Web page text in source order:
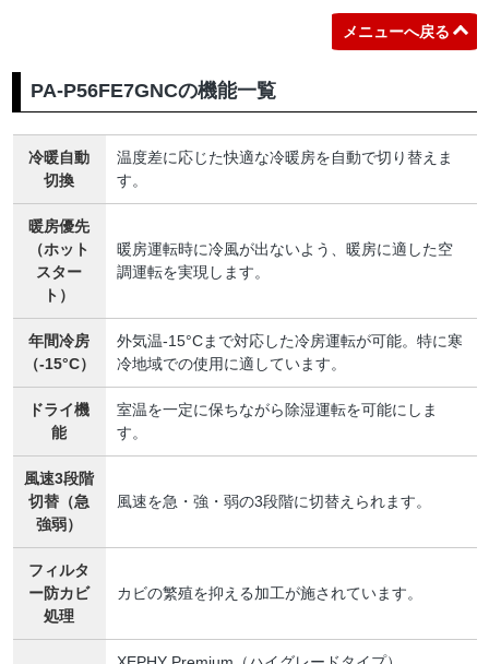
メニューへ戻る
PA-P56FE7GNCの機能一覧
冷暖自動
切換
温度差に応じた快適な冷暖房を自動で切り替えま
す。
暖房優先
（ホット
スター
ト）
暖房運転時に冷風が出ないよう、暖房に適した空
調運転を実現します。
年間冷房
（-15°C）
外気温-15°Cまで対応した冷房運転が可能。特に寒
冷地域での使用に適しています。
ドライ機
能
室温を一定に保ちながら除湿運転を可能にしま
す。
風速3段階
切替（急
強弱）
風速を急・強・弱の3段階に切替えられます。
フィルタ
ー防カビ
処理
カビの繁殖を抑える加工が施されています。